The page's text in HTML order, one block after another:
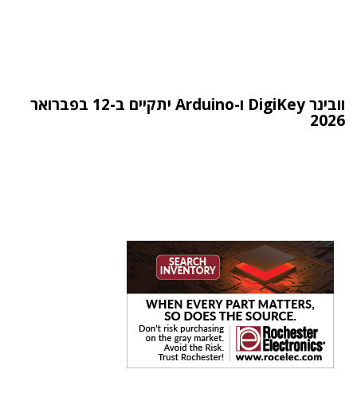
וובינר DigiKey ו-Arduino יתקיים ב-12 בפברואר
2026